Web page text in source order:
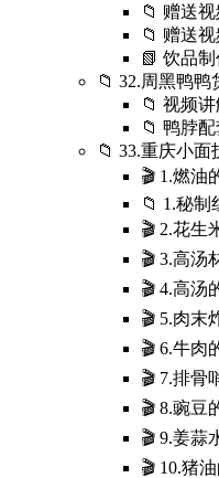
📁 赠送视
📁 赠送视
📗 饮品
📁 32.周黑鸭鸭
📁 视频
📁 鸭脖
📁 33.重庆小面
🎬 1.燃油
📁 1.秘制
🎬 2.花生
🎬 3.高汤
🎬 4.高汤
🎬 5.肉末
🎬 6.牛肉
🎬 7.排骨
🎬 8.豌豆
🎬 9.姜蒜
🎬 10.猪